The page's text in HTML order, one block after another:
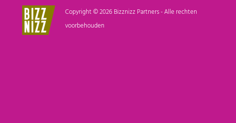
Copyright © 2026 Bizznizz Partners - Alle rechten
voorbehouden